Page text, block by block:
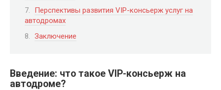
Перспективы развития VIP-консьерж услуг на
автодромах
Заключение
Введение: что такое VIP-консьерж на
автодроме?